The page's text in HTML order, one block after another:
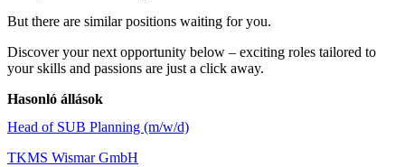
But there are similar positions waiting for you.
Discover your next opportunity below – exciting roles tailored to
your skills and passions are just a click away.
Hasonló állások
Head of SUB Planning (m/w/d)
TKMS Wismar GmbH